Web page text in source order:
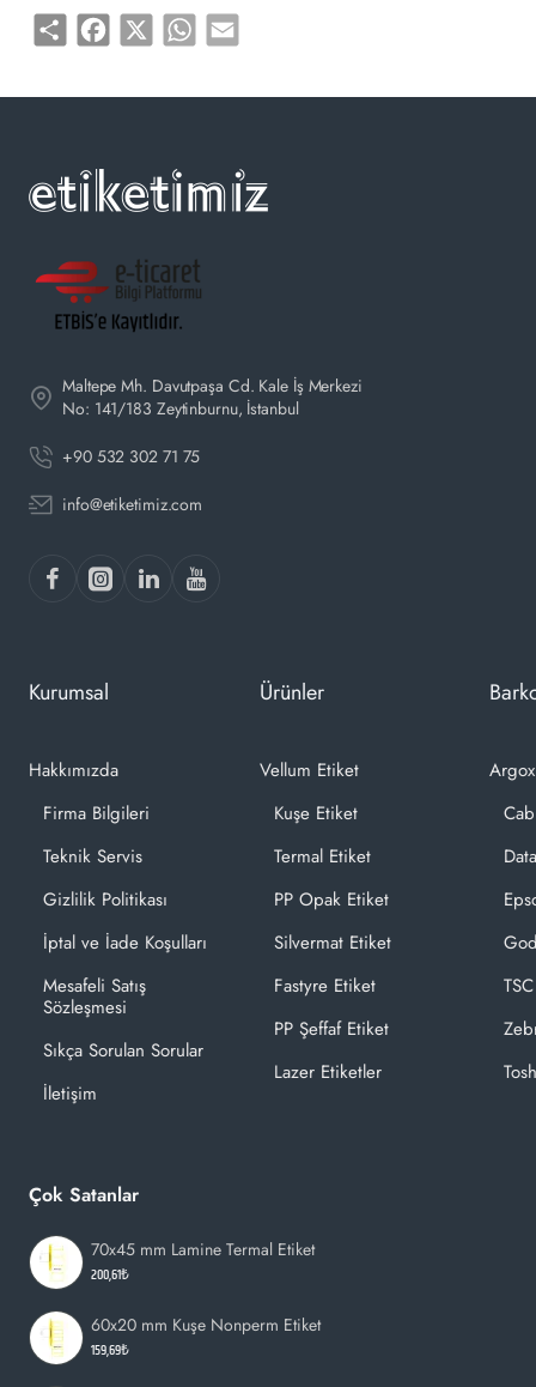
Share Facebook
X WhatsApp
Email
Maltepe Mh. Davutpaşa Cd. Kale İş Merkezi
No: 141/183 Zeytinburnu, İstanbul
+90 532 302 71 75
info@etiketimiz.com
Kurumsal
Hakkımızda
Firma Bilgileri
Teknik Servis
Gizlilik Politikası
İptal ve İade Koşulları
Mesafeli Satış
Sözleşmesi
Sıkça Sorulan Sorular
İletişim
Ürünler
Vellum Etiket
Kuşe Etiket
Termal Etiket
PP Opak Etiket
Silvermat Etiket
Fastyre Etiket
PP Şeffaf Etiket
Lazer Etiketler
Çok Satanlar
70x45 mm Lamine Termal Etiket
200,61₺
60x20 mm Kuşe Nonperm Etiket
159,69₺